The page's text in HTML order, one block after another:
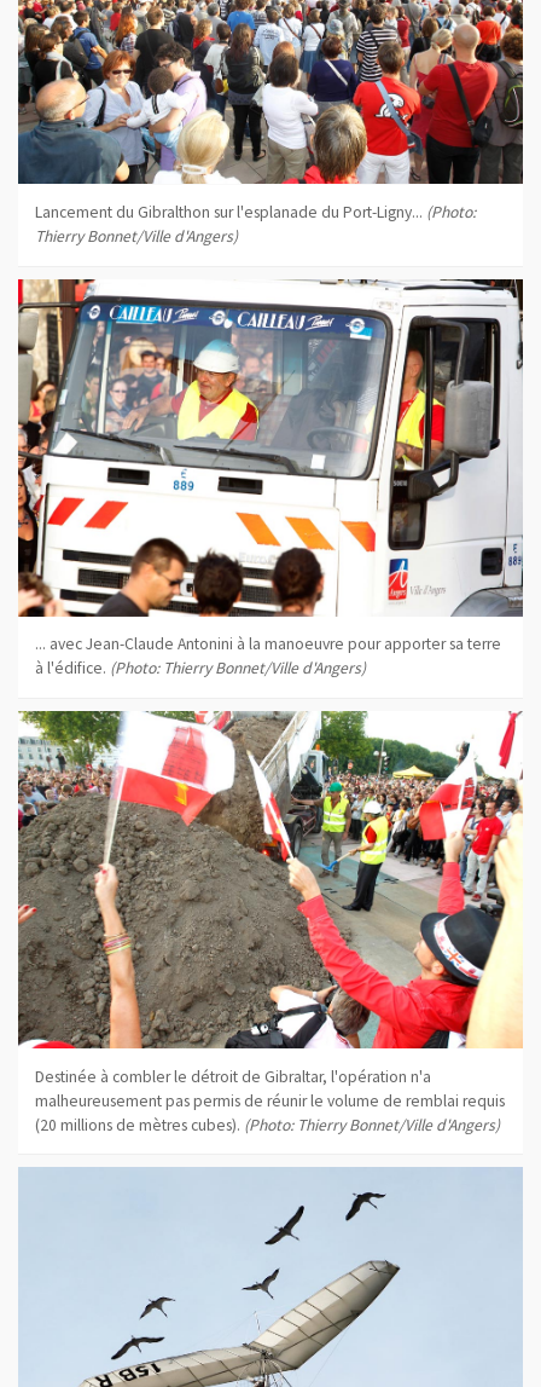
Lancement du Gibralthon sur l'esplanade du Port-Ligny... (Photo:
Thierry Bonnet/Ville d'Angers)
... avec Jean-Claude Antonini à la manoeuvre pour apporter sa terre
à l'édifice. (Photo: Thierry Bonnet/Ville d'Angers)
Destinée à combler le détroit de Gibraltar, l'opération n'a
malheureusement pas permis de réunir le volume de remblai requis
(20 millions de mètres cubes). (Photo: Thierry Bonnet/Ville d'Angers)